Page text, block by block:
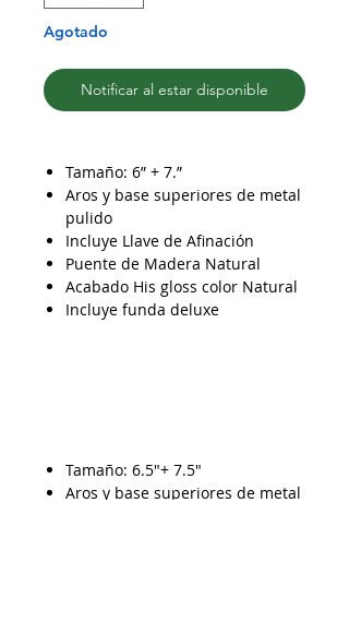
Agotado
Notificar al estar disponible
Tamaño: 6” + 7.”
Aros y base superiores de metal
pulido
Incluye Llave de Afinación
Puente de Madera Natural
Acabado His gloss color Natural
Incluye funda deluxe
Tamaño: 6.5"+ 7.5"
Aros y base superiores de metal